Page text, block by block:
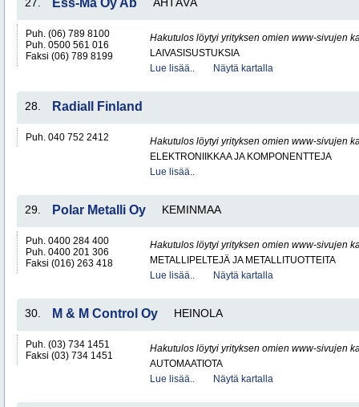
Ess-Ma Oy Ab
Puh. (06) 789 8100
Puh. 0500 561 016
Faksi (06) 789 8199
Hakutulos löytyi yrityksen omien www-sivujen
LAIVASISUSTUKSIA
Lue lisää..
Näytä kartalla
28. Radiall Finland
Puh. 040 752 2412
Hakutulos löytyi yrityksen omien www-sivujen
ELEKTRONIIKKAA JA KOMPONENTTEJA
Lue lisää..
29. Polar Metalli Oy KEMINMAA
Puh. 0400 284 400
Puh. 0400 201 306
Faksi (016) 263 418
Hakutulos löytyi yrityksen omien www-sivujen
METALLIPELTEJÄ JA METALLITUOTTEITA
Lue lisää..
Näytä kartalla
30. M & M Control Oy HEINOLA
Puh. (03) 734 1451
Faksi (03) 734 1451
Hakutulos löytyi yrityksen omien www-sivujen
AUTOMAATIOTA
Lue lisää..
Näytä kartalla